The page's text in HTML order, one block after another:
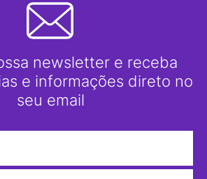
newsletter e receba
e informações direto no
seu email